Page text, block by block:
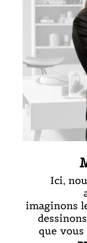
Ici,
imaginons
que vous